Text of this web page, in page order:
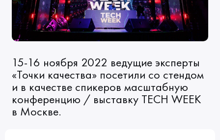
Обучение
ВВЕДИТЕ ПОИСКОВУЮ ФРАЗУ
КОМПАНИЯ
НОВОСТИ
15-16 ноября 2022 ведущие эксперты
«Точки качества» посетили со стендом
и в качестве спикеров масштабную
конференцию / выставку TECH WEEK
в Москве.